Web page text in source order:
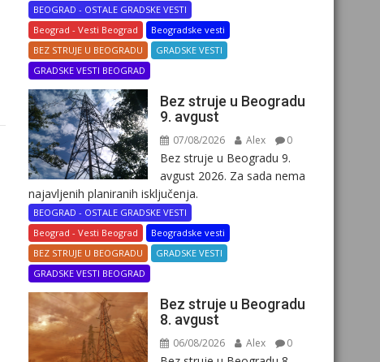
BEOGRAD - OSTALE GRADSKE VESTI
Beograd - Vesti Beograd
Beogradske vesti
BEZ STRUJE U BEOGRADU
GRADSKE VESTI
GRADSKE VESTI BEOGRAD
Bez struje u Beogradu
9. avgust
07/08/2026 Alex 0
Bez struje u Beogradu 9.
avgust 2026. Za sada nema
najavljenih planiranih isključenja.
BEOGRAD - OSTALE GRADSKE VESTI
Beograd - Vesti Beograd
Beogradske vesti
BEZ STRUJE U BEOGRADU
GRADSKE VESTI
GRADSKE VESTI BEOGRAD
Bez struje u Beogradu
8. avgust
06/08/2026 Alex 0